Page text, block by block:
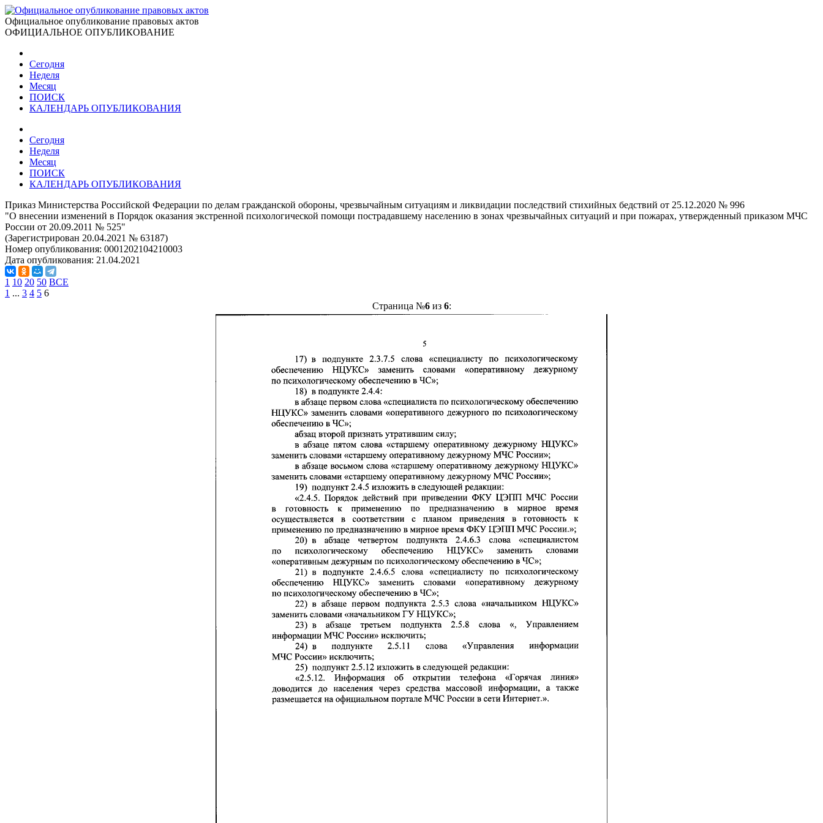
Официальное опубликование правовых актов
ОФИЦИАЛЬНОЕ ОПУБЛИКОВАНИЕ
Сегодня
Неделя
Месяц
ПОИСК
КАЛЕНДАРЬ ОПУБЛИКОВАНИЯ
Сегодня
Неделя
Месяц
ПОИСК
КАЛЕНДАРЬ ОПУБЛИКОВАНИЯ
Приказ Министерства Российской Федерации по делам гражданской обороны, чрезвычайным ситуациям и ликвидации последствий стихийных бедствий от 25.12.2020 № 996
"О внесении изменений в Порядок оказания экстренной психологической помощи пострадавшему населению в зонах чрезвычайных ситуаций и при пожарах, утвержденный приказом МЧС
России от 20.09.2011 № 525"
(Зарегистрирован 20.04.2021 № 63187)
Номер опубликования: 0001202104210003
Дата опубликования: 21.04.2021
1 10 20 50 ВСЕ
1 ... 3 4 5 6
Страница №6из 6: